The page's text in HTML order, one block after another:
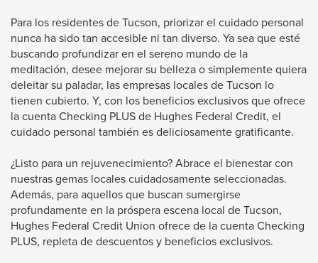
message.
Para los residentes de Tucson, priorizar el cuidado personal
nunca ha sido tan accesible ni tan diverso. Ya sea que esté
buscando profundizar en el sereno mundo de la
meditación, desee mejorar su belleza o simplemente quiera
deleitar su paladar, las empresas locales de Tucson lo
tienen cubierto. Y, con los beneficios exclusivos que ofrece
la cuenta Checking PLUS de Hughes Federal Credit, el
cuidado personal también es deliciosamente gratificante.
¿Listo para un rejuvenecimiento? Abrace el bienestar con
nuestras gemas locales cuidadosamente seleccionadas.
Además, para aquellos que buscan sumergirse
profundamente en la próspera escena local de Tucson,
Hughes Federal Credit Union ofrece de la cuenta Checking
PLUS, repleta de descuentos y beneficios exclusivos.